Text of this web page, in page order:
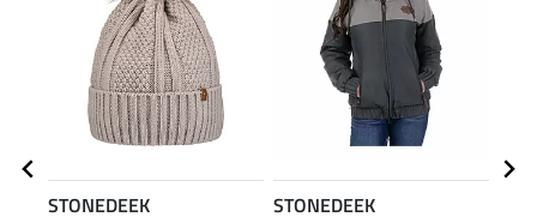
STONEDEEK
STONEDEEK